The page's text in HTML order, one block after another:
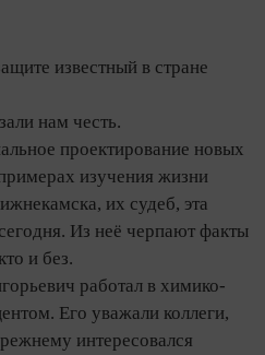
известный в стране
нам честь.
проектирование новых
изучения жизни
их судеб, эта
Из неё черпают факты
и без.
работал в химико-
Его уважали коллеги,
интересовался